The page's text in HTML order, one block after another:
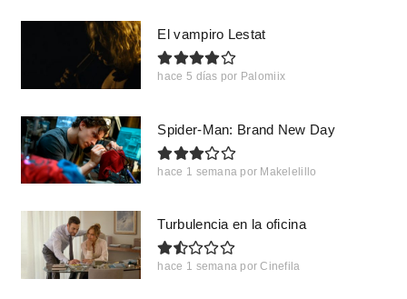
El vampiro Lestat
hace 5 días por Palomiix
Spider-Man: Brand New Day
hace 1 semana por Makelelillo
Turbulencia en la oficina
hace 1 semana por Cinefila